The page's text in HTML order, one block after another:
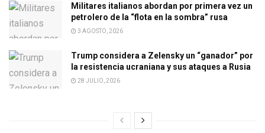
Militares italianos abordan por primera vez un
petrolero de la “flota en la sombra” rusa
3 AGOSTO, 2026
Trump considera a Zelensky un “ganador” por
la resistencia ucraniana y sus ataques a Rusia
28 JULIO, 2026